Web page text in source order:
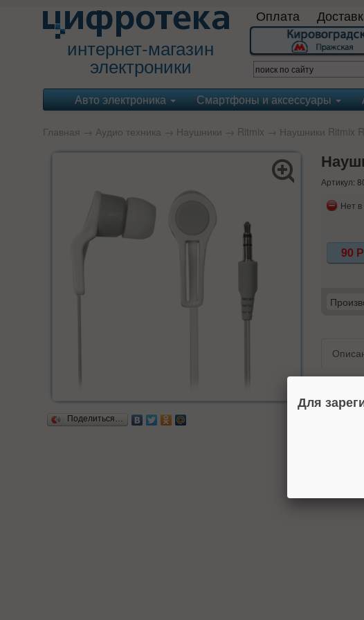
интернет-магазин
электроники
Оплата
Авто электроника Смартфоны и аксессуары
Главная → Аудио техника → Наушники → Ritmix → Наушники Ritmix
Поделиться…
Артикул:
Нет
90 Р
Ritmix
с
ярких
Для